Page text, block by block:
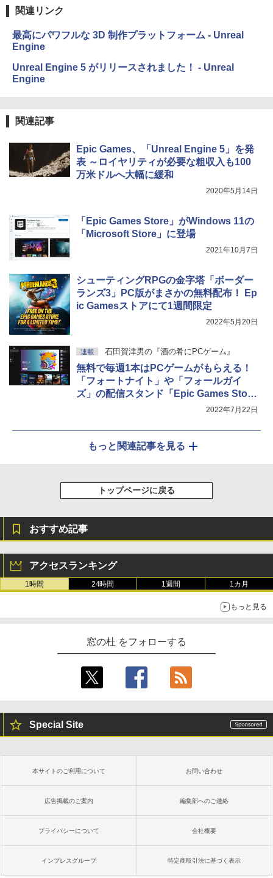
ージ、防水、7インチカラーディスプレ
イ、色調調節ライト、最大8週間持続バッ
New Amazon Kindle Scribe Colorsoft |
11インチカラーディスプレイ、64GBスト
レージ、ノート機能搭載、明るさ自動調
￥115,980
関連リンク
最高にパワフルな 3D 制作プラットフォーム - Unreal
Engine
Unreal Engine 5 がリリースされました！ - Unreal
Engine
関連記事
Epic Games、「Unreal Engine 5」を発
表 ～ロイヤリティが必要な粗収入も100
万米ドルへ大幅に緩和
2020年5月14日
「Epic Games Store」がWindows 11の
「Microsoft Store」に登場
2021年10月7日
シューティングRPGの金字塔「ボーダー
ランズ3」PC版がまさかの無料配布！ Ep
ic Gamesストアにて1週間限定
2022年5月20日
連載 石田賀津男の『酒の肴にPCゲーム』
無料で毎週1本はPCゲームがもらえる！
「フォートナイト」や「フォールガイ
ズ」の配信スタンド「Epic Games Stor
2022年7月22日
もっと関連記事を見る
トップページに戻る
おすすめ記事
アクセスランキング
1時間 24時間 1週間 1カ月
もっと見る
窓の杜 をフォローする
Special Site
本サイトのご利用について お問い合わせ
広告掲載のご案内 編集部へのご連絡
プライバシーについて 会社概要
インプレスグループ 特定商取引法に基づく表示